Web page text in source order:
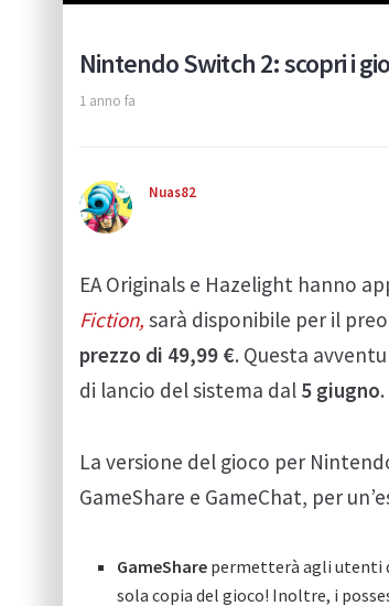
Nintendo Switch 2: scopri i
1 anno fa
Nuas82
EA Originals e Hazelight hanno
Fiction, sarà disponibile per il
prezzo di 49,99 €. Questa
di lancio del sistema dal 5 giugno.
La versione del gioco per
GameShare e GameChat, per
GameShare permetterà agli utenti
sola copia del gioco! Inoltre, i